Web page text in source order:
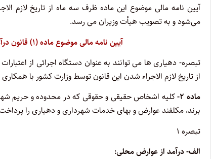
آیین نامه مالی موضوع این ماده ظرف سه ماه از تاریخ لازم
می‌شود و به تصویب هیأت وزیران می رسد.
آیین ­نامه مالی موضوع ماده (۱) قانون درآمد پایدار و هزینه شهرداری­ها و دهیاری­ ها را از اینجا ببینید
تبصره- دهیاری ها می توانند به عنوان دستگاه اجرائی از
از تاریخ لازم الاجراء شدن این قانون توسط وزارت کشور با
ماده ۲-
کلیه اشخاص حقیقی و حقوقی که در محدوده و حریم
برند، مکلفند عوارض و بهای خدمات شهرداری و دهیاری را پرداخت
تبصره ۱
الف- درآمد از عوارض محلی: